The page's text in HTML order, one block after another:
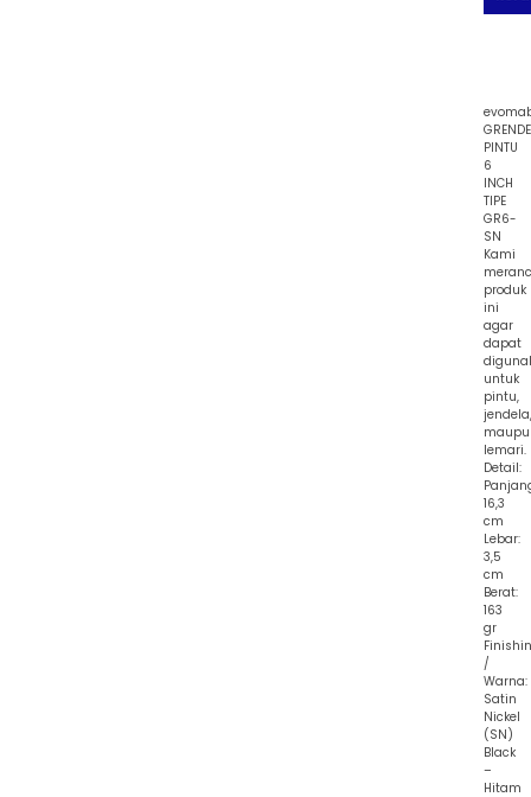
PINTU
6
INCH
TIPE
GR6-
SN
Kami
produk
ini
agar
dapat
untuk
pintu,
jendela,
lemari.
Detail:
16,3
cm
Lebar:
3,5
cm
Berat:
163
gr
/
Warna:
Satin
Nickel
(SN)
Black
–
Hitam